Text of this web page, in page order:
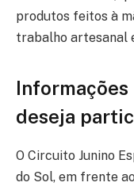
produtos feitos à
trabalho artesanal
deseja
O Circuito Junino
do Sol, em frente